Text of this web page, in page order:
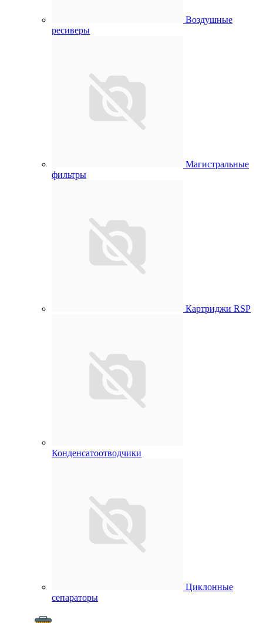
Воздушные
ресиверы
Магистральные
фильтры
Картриджи RSP
Конденсатоотводчики
Циклонные
сепараторы